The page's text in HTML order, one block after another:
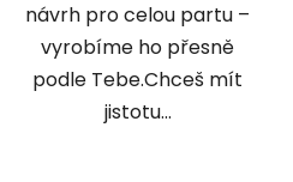
návrh pro celou partu –
vyrobíme ho přesně
podle Tebe.Chceš mít
jistotu...